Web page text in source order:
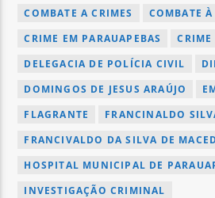
COMBATE A CRIMES
COMBATE
CRIME EM PARAUAPEBAS
DELEGACIA DE POLÍCIA CIVIL
DOMINGOS DE JESUS ARAÚJO
FLAGRANTE
FRANCINALDO
FRANCIVALDO DA SILVA DE
HOSPITAL MUNICIPAL DE
INVESTIGAÇÃO CRIMINAL